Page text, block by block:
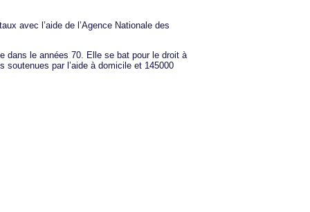
avec l’aide de l’Agence Nationale des
dans le années 70. Elle se bat pour le droit à
soutenues par l’aide à domicile et 145000